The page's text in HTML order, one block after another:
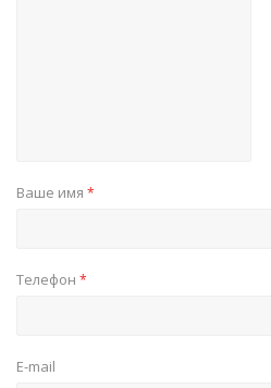
Ваше имя *
Телефон *
E-mail